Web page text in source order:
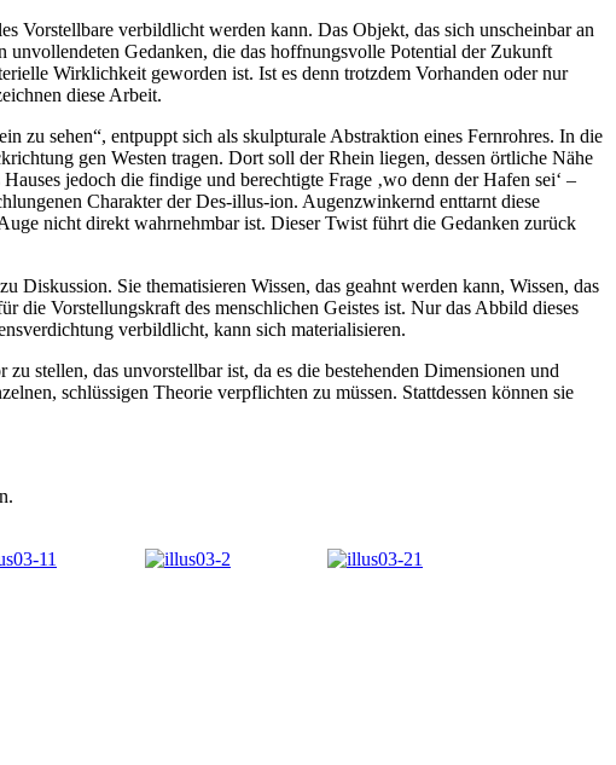
Vorstellbare verbildlicht werden kann. Das Objekt, das sich unscheinbar an
unvollendeten Gedanken, die das hoffnungsvolle Potential der Zukunft
Wirklichkeit geworden ist. Ist es denn trotzdem Vorhanden oder nur
diese Arbeit.
zu sehen“, entpuppt sich als skulpturale Abstraktion eines Fernrohres. In die
gen Westen tragen. Dort soll der Rhein liegen, dessen örtliche Nähe
jedoch die findige und berechtigte Frage ‚wo denn der Hafen sei‘ –
Charakter der Des-illus-ion. Augenzwinkernd enttarnt diese
nicht direkt wahrnehmbar ist. Dieser Twist führt die Gedanken zurück
Sie thematisieren Wissen, das geahnt werden kann, Wissen, das
die Vorstellungskraft des menschlichen Geistes ist. Nur das Abbild dieses
verbildlicht, kann sich materialisieren.
stellen, das unvorstellbar ist, da es die bestehenden Dimensionen und
schlüssigen Theorie verpflichten zu müssen. Stattdessen können sie